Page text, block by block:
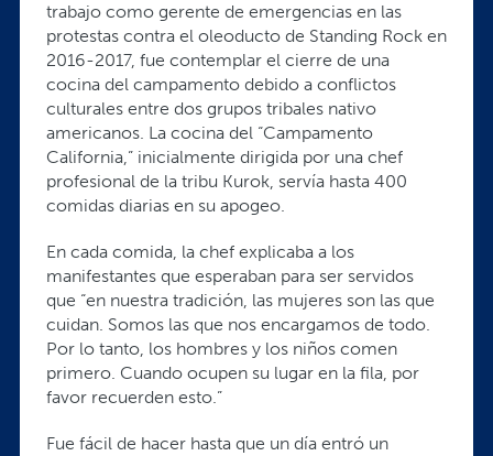
trabajo como gerente de emergencias en las
protestas contra el oleoducto de Standing Rock en
2016-2017, fue contemplar el cierre de una
cocina del campamento debido a conflictos
culturales entre dos grupos tribales nativo
americanos. La cocina del “Campamento
California,” inicialmente dirigida por una chef
profesional de la tribu Kurok, servía hasta 400
comidas diarias en su apogeo.
En cada comida, la chef explicaba a los
manifestantes que esperaban para ser servidos
que “en nuestra tradición, las mujeres son las que
cuidan. Somos las que nos encargamos de todo.
Por lo tanto, los hombres y los niños comen
primero. Cuando ocupen su lugar en la fila, por
favor recuerden esto.”
Fue fácil de hacer hasta que un día entró un